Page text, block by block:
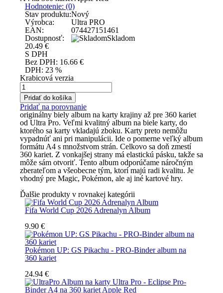
Hodnotenie: (0)
Stav produktu:Nový
Výrobca:
Ultra PRO
EAN:
074427151461
Dostupnosť:
Skladom
20.49 €
S DPH
Bez DPH: 16.66 €
DPH: 23 %
Krabicová verzia
Pridať do košíka
Pridať na porovnanie
originálny biely album na karty krajiny až pre 360 kariet
od Ultra Pro. Veľmi kvalitný album na biele karty, do
ktorého sa karty vkladajú zboku. Karty preto nemôžu
vypadnúť ani pri manipulácii. Ide o pomerne veľký album
formátu A4 s množstvom strán. Celkovo sa doň zmestí
360 kariet. Z vonkajšej strany má elastickú pásku, takže sa
môže sám otvoriť. Tento album odporúčame náročným
zberateľom a všeobecne tým, ktorí majú radi kvalitu. Je
vhodný pre Magic, Pokémon, ale aj iné kartové hry.
Ďalšie produkty v rovnakej kategórii
Fifa World Cup 2026 Adrenalyn Album
9.90 €
Pokémon UP: GS Pikachu - PRO-Binder album na
360 kariet
24.94 €